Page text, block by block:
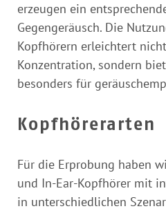
erzeugen ein
Gegengeräusch. Die
Kopfhörern erleichtert
Konzentration, sondern
besonders für
Kopfhörerarten
Für die Erprobung haben
und In-Ear-Kopfhörer mit
in unterschiedlichen